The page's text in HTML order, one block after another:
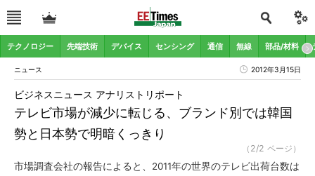
テクノロジー 先端技術 デバイス センシング 通信 無線 部品/材料
ニュース 2012年3月15日
テレビ市場が減少に転じる、ブランド別では韓国
勢と日本勢で明暗くっきり
ビジネスニュース アナリストリポート
（2/2 ページ）
市場調査会社の報告によると、2011年の世界のテレビ出荷台数は